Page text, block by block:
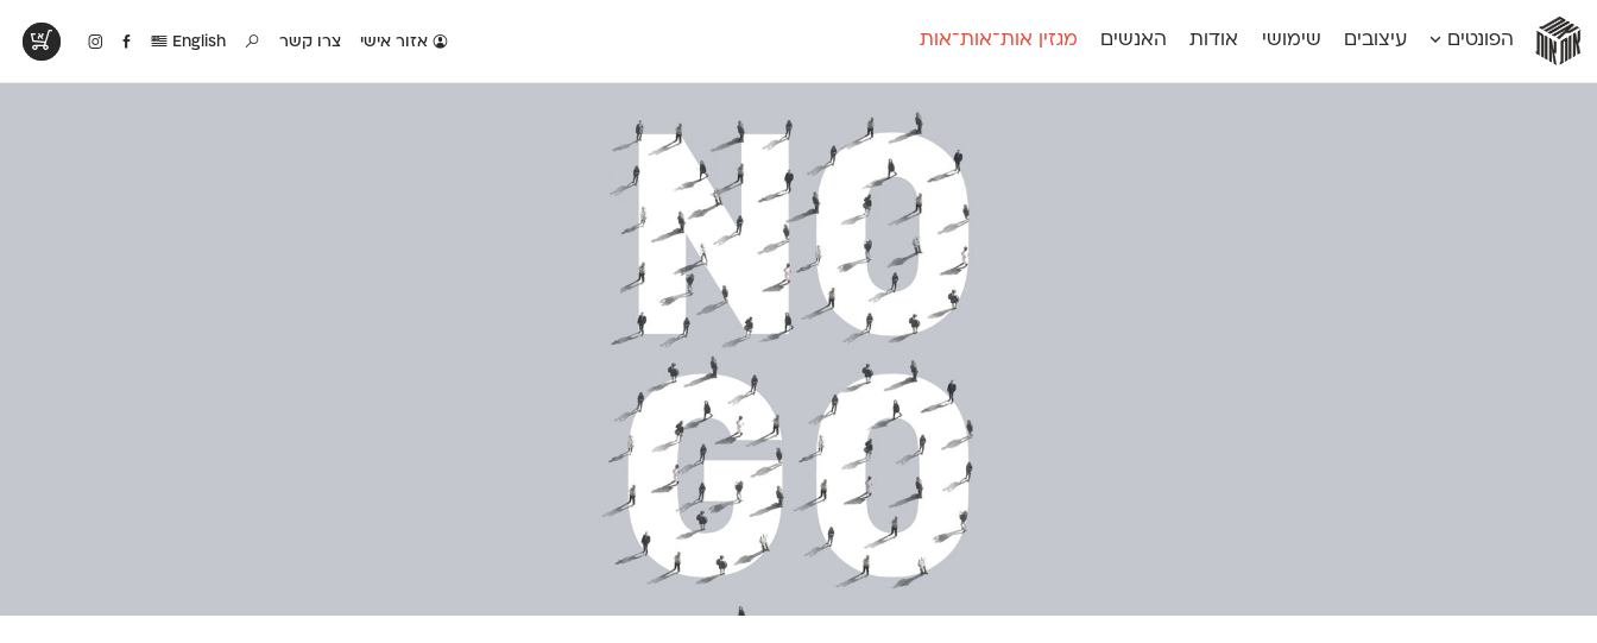
אותאות
אותאות
אות
אות
הפונטים עיצובים שימושי אודות האנשים מגזין אות־אות־אות אזור אישי צרו קשר English
חדש
פלוני יד
פלוני מעוגל
פלוני צר
פעמון
פריימריז
פרנק־רי
פרנק־רי צר
חדש
קדם סריף
קרוואן
שלוק
תעמולה